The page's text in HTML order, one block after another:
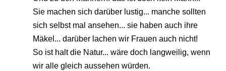
Sie machen sich darüber lustig... manche sollten
sich selbst mal ansehen... sie haben auch ihre
Mäkel... darüber lachen wir Frauen auch nicht!
So ist halt die Natur... wäre doch langweilig, wenn
wir alle gleich aussehen würden.